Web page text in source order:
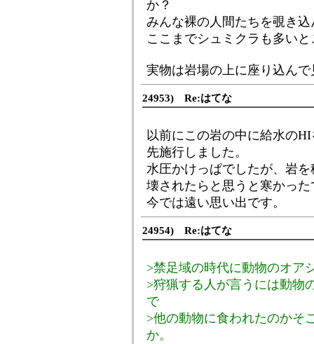
か？
みんな裸の人間たちを覗き
ここまでシュミクラも多い
実物は岩場の上に座り込ん
24953) Re:はてな
以前にこの岩の中に給水のHI
先施行しました。
水圧かけっぱでしたが、岩
壊されたらと思うと寒かった
今では遠い思い出です。
24954) Re:はてな
>禁足域の時代に動物のオア
>狩猟する人が言うには動物
で
>他の動物に食われたのかそ
か。